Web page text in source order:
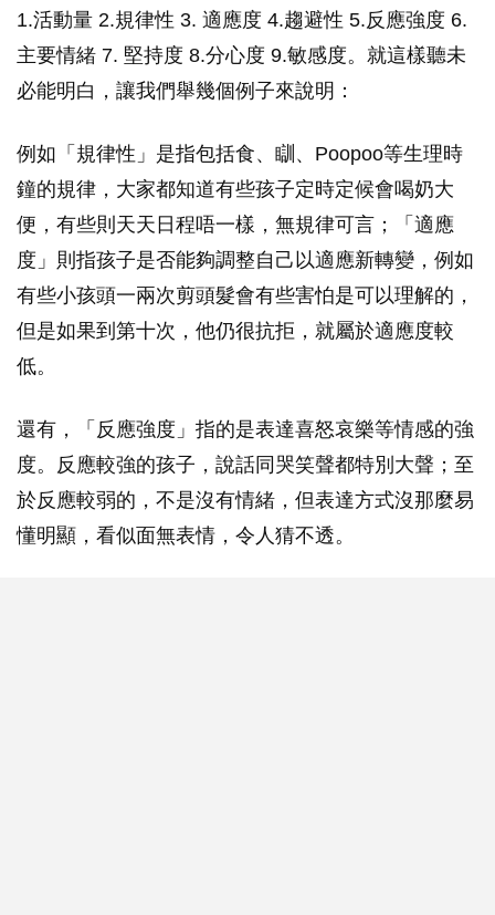
1.活動量 2.規律性 3. 適應度 4.趨避性 5.反應強度 6.
主要情緒 7. 堅持度 8.分心度 9.敏感度。就這樣聽未
必能明白，讓我們舉幾個例子來說明：
例如「規律性」是指包括食、瞓、Poopoo等生理時
鐘的規律，大家都知道有些孩子定時定候會喝奶大
便，有些則天天日程唔一樣，無規律可言；「適應
度」則指孩子是否能夠調整自己以適應新轉變，例如
有些小孩頭一兩次剪頭髮會有些害怕是可以理解的，
但是如果到第十次，他仍很抗拒，就屬於適應度較
低。
還有，「反應強度」指的是表達喜怒哀樂等情感的強
度。反應較強的孩子，說話同哭笑聲都特別大聲；至
於反應較弱的，不是沒有情緒，但表達方式沒那麼易
懂明顯，看似面無表情，令人猜不透。